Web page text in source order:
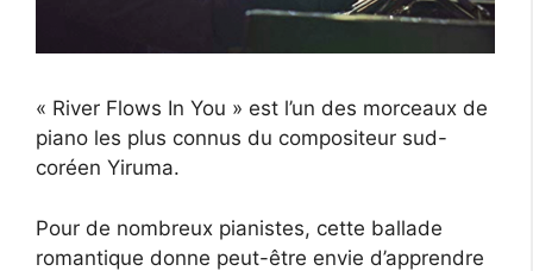
« River Flows In You » est l’un des morceaux de
piano les plus connus du compositeur sud-
coréen Yiruma.
Pour de nombreux pianistes, cette ballade
romantique donne peut-être envie d’apprendre